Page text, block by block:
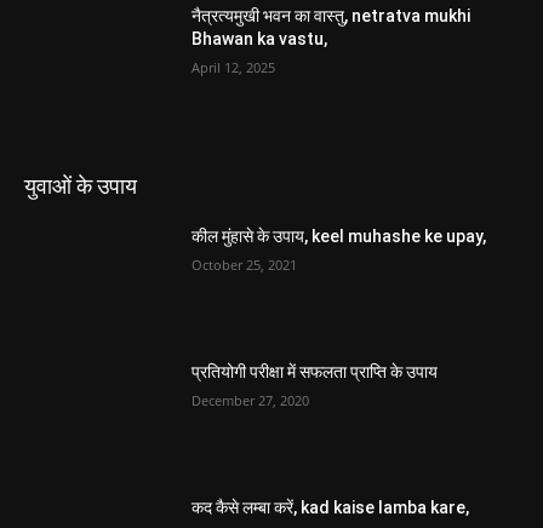
नैत्रत्यमुखी भवन का वास्तु, netratva mukhi
Bhawan ka vastu,
April 12, 2025
युवाओं के उपाय
कील मुंहासे के उपाय, keel muhashe ke upay,
October 25, 2021
प्रतियोगी परीक्षा में सफलता प्राप्ति के उपाय
December 27, 2020
कद कैसे लम्बा करें, kad kaise lamba kare,